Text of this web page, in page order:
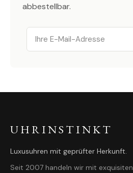
abbestellbar.
Email
UHRINSTINKT
Luxusuhren mit geprüfter Herkunft.
Seit 2007 handeln wir mit exquisiten